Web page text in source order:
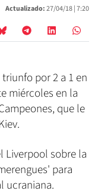
Actualizado:27/04/18 |7:20
por 2 a 1 en
miércoles en la
que le
Liverpool sobre la
para
ucraniana.